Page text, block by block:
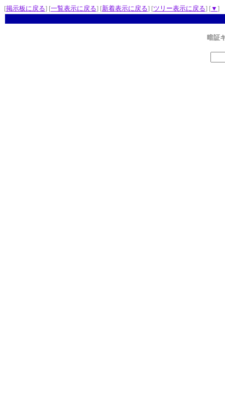
[掲示板に戻る] [一覧表示に戻る] [新着表示に戻る] [ツリー表示に戻る] [▼ ]
暗証